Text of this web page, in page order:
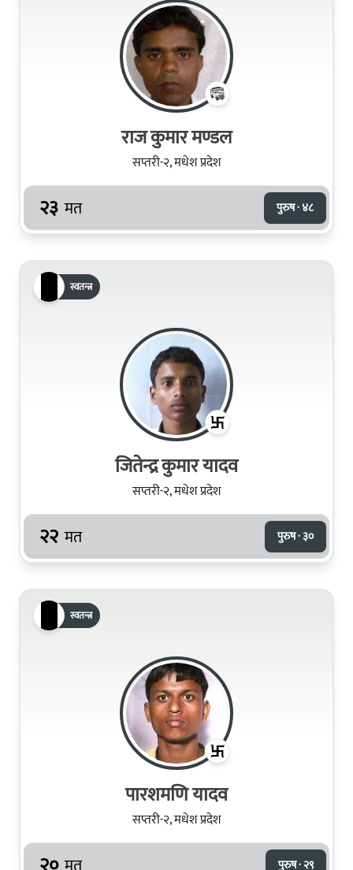
राज कुमार मण्डल
सप्तरी-२, मधेश प्रदेश
२३ मत पुरुष · ४८
स्वतन्त्र
जितेन्द्र कुमार यादव
सप्तरी-२, मधेश प्रदेश
२२ मत पुरुष · ३०
स्वतन्त्र
पारशमणि यादव
सप्तरी-२, मधेश प्रदेश
पुरुष · २९